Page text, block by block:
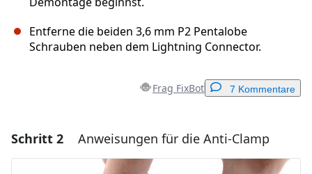
Entferne die beiden 3,6 mm P2 Pentalobe
Schrauben neben dem Lightning Connector.
Frag FixBot 7 Kommentare
Einen Kommentar hinzufügen
Schritt 2 Anweisungen für die Anti-Clamp